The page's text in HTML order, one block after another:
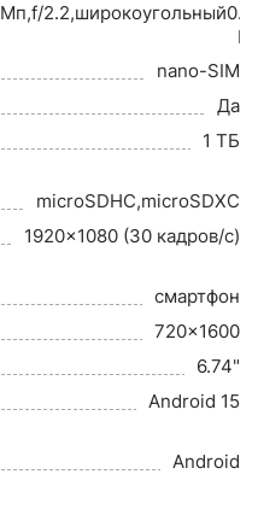
Мп,f/
nano-SIM
Да
1 ТБ
microSDHC,microSDXC
1920x1080 (30 кадров/с)
смартфон
720x1600
6.74"
Android 15
Android